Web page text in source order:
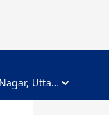
Noida, Gautam Buddha Nagar, Uttar Pradesh